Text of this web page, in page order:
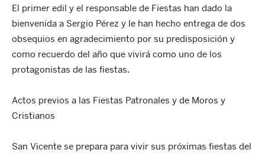
El primer edil y el responsable de Fiestas han dado la
bienvenida a Sergio Pérez y le han hecho entrega de dos
obsequios en agradecimiento por su predisposición y
como recuerdo del año que vivirá como uno de los
protagonistas de las fiestas.
Actos previos a las Fiestas Patronales y de Moros y
Cristianos
San Vicente se prepara para vivir sus próximas fiestas del